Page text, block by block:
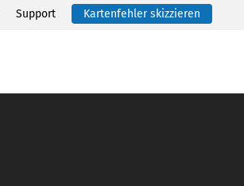
Support Kartenfehler skizzieren